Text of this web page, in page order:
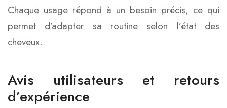
Chaque usage répond à un besoin précis, ce qui
permet d’adapter sa routine selon l’état des
cheveux.
Avis utilisateurs et retours
d’expérience